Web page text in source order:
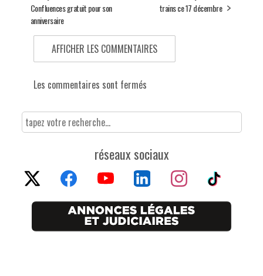
Confluences gratuit pour son
anniversaire
trains ce 17 décembre
AFFICHER LES COMMENTAIRES
Les commentaires sont fermés
réseaux sociaux